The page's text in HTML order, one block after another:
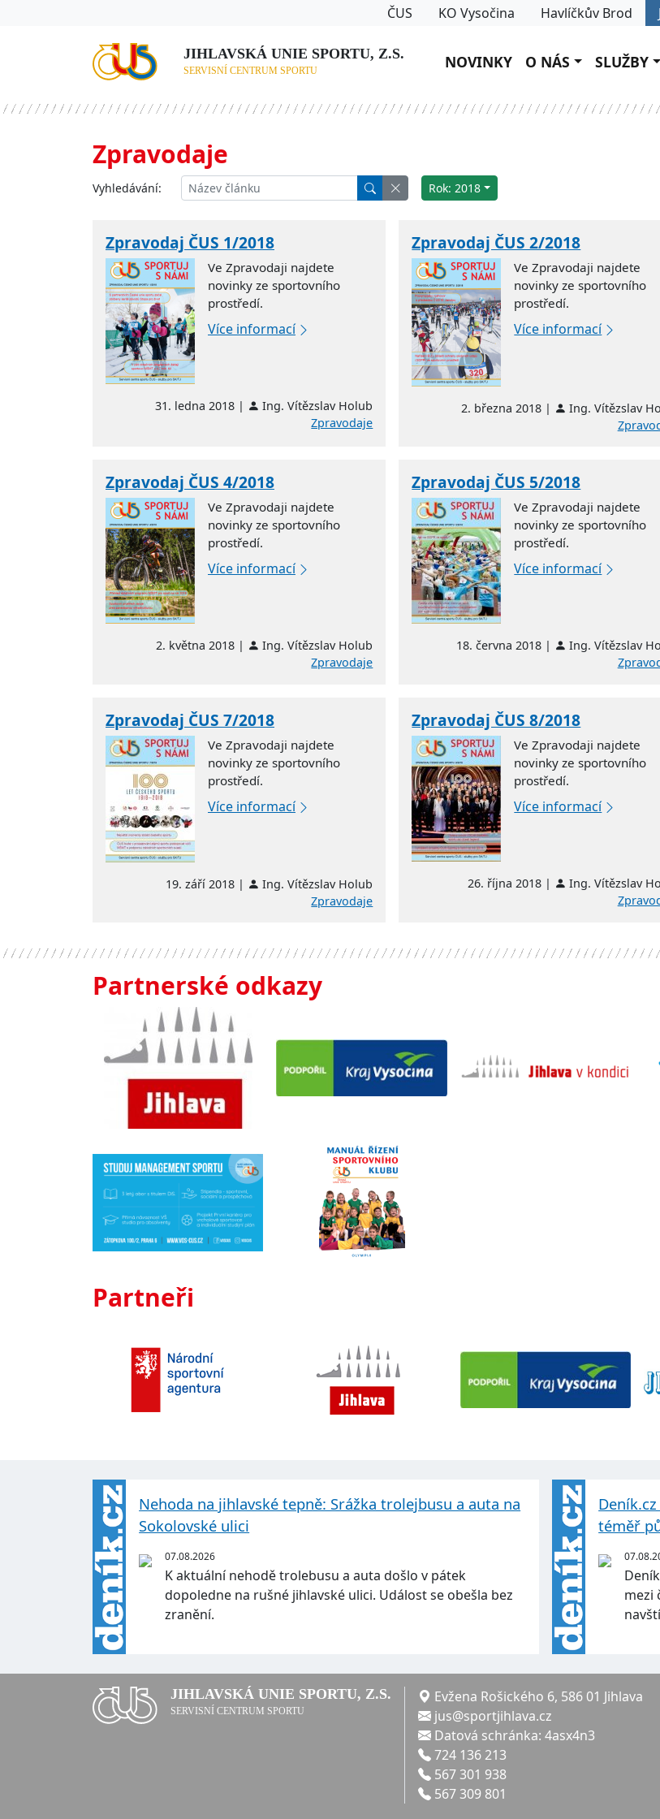
ČUS KO Vysočina Havlíčkův Brod
JIHLAVSKÁ UNIE SPORTU, Z.S.
SERVISNÍ CENTRUM SPORTU NOVINKY O NÁS SLUŽBY
Zpravodaje
Vyhledávání: Rok: 2018
Zpravodaj ČUS 1/2018
Ve Zpravodaji najdete
novinky ze sportovního
prostředí.
Více informací
31. ledna 2018 |
Ing. Vítězslav Holub
Zpravodaje
Zpravodaj ČUS 2/2018
Ve Zpravodaji najdete
novinky ze sportovního
prostředí.
Více informací
2. března 2018 |
Ing. Vítězslav
Zpravodaj ČUS 4/2018
Ve Zpravodaji najdete
novinky ze sportovního
prostředí.
Více informací
2. května 2018 |
Ing. Vítězslav Holub
Zpravodaje
Zpravodaj ČUS 5/2018
Ve Zpravodaji najdete
novinky ze sportovního
prostředí.
Více informací
18. června 2018 |
Ing. Vítězslav
Zpravodaj ČUS 7/2018
Ve Zpravodaji najdete
novinky ze sportovního
prostředí.
Více informací
19. září 2018 |
Ing. Vítězslav Holub
Zpravodaje
Zpravodaj ČUS 8/2018
Ve Zpravodaji najdete
novinky ze sportovního
prostředí.
Více informací
26. října 2018 |
Ing. Vítězslav
Partnerské odkazy
Partneři
Nehoda na jihlavské tepně: Srážka trolejbusu a auta na
Sokolovské ulici
07.08.2026
K aktuální nehodě trolebusu a auta došlo v pátek
dopoledne na rušné jihlavské ulici. Událost se obešla bez
zranění.
téměř
mezi
JIHLAVSKÁ UNIE SPORTU, Z.S.
SERVISNÍ CENTRUM SPORTU
Evžena Rošického 6, 586 01 Jihlava
jus@sportjihlava.cz
Datová schránka: 4asx4n3
724 136 213
567 301 938
567 309 801